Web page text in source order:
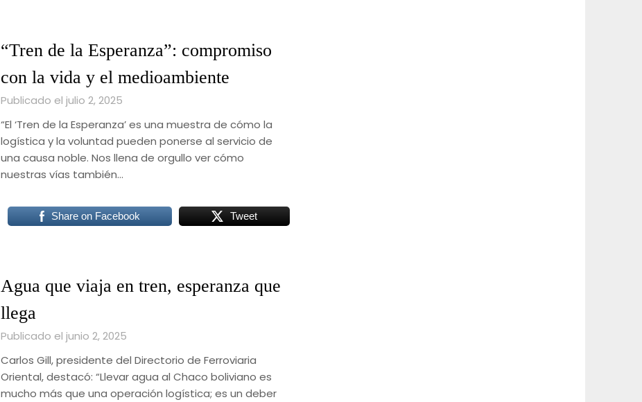
“Tren de la Esperanza”: compromiso
con la vida y el medioambiente
Publicado el julio 2, 2025
“El ‘Tren de la Esperanza’ es una muestra de cómo la
logística y la voluntad pueden ponerse al servicio de
una causa noble. Nos llena de orgullo ver cómo
nuestras vías también…
Share on Facebook Tweet
Agua que viaja en tren, esperanza que
llega
Publicado el junio 2, 2025
Carlos Gill, presidente del Directorio de Ferroviaria
Oriental, destacó: “Llevar agua al Chaco boliviano es
mucho más que una operación logística; es un deber